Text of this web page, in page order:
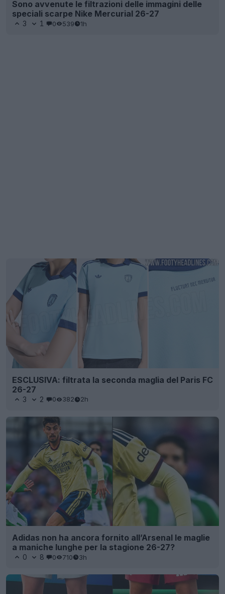
Sono avvenute le filtrazioni delle immagini delle
speciali scarpe Nike Mercurial 26-27
3 1 0 539 1h
ESCLUSIVA: filtrata la seconda maglia del Paris FC
26-27
3 2 0 382 2h
Adidas non ha ancora fornito all’Arsenal le maglie
a maniche lunghe per la stagione 26-27?
0 8 0 710 3h